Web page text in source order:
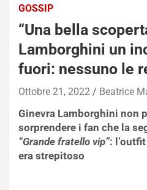
GOSSIP
“Una bella
Lamborghini un
fuori: nessuno le
Ottobre 21, 2022 Beatrice
Ginevra Lamborghini non
sorprendere i fan che la
“Grande fratello vip”:
era strepitoso